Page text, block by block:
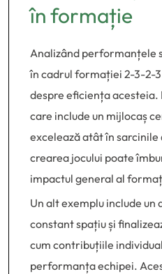
în formație
Analizând performanțele
în cadrul formației 2-3-2-
despre eficiența acesteia.
care include un mijlocaș
excelează atât în sarcinile
crearea jocului poate
impactul general al
Un alt exemplu include un
constant spațiu și
cum contribuțiile
performanța echipei.